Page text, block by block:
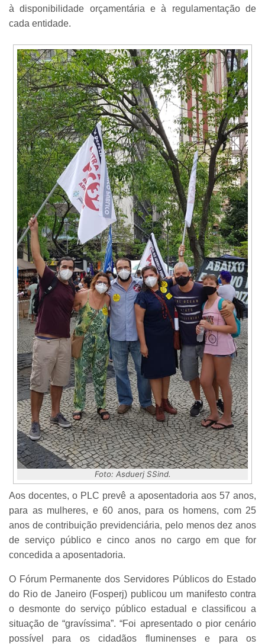
à disponibilidade orçamentária e à regulamentação de
cada entidade.
Foto: Asduerj SSind.
Aos docentes, o PLC prevê a aposentadoria aos 57 anos,
para as mulheres, e 60 anos, para os homens, com 25
anos de contribuição previdenciária, pelo menos dez anos
de serviço público e cinco anos no cargo em que for
concedida a aposentadoria.
O Fórum Permanente dos Servidores Públicos do Estado
do Rio de Janeiro (Fosperj) publicou um manifesto contra
o desmonte do serviço público estadual e classificou a
situação de “gravíssima”. “Foi apresentado o pior cenário
possível para os cidadãos fluminenses e para os